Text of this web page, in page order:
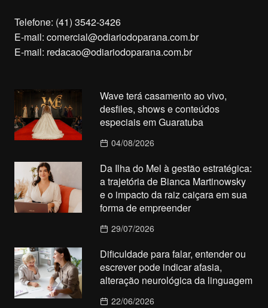
Telefone: (41) 3542-3426
E-mail: comercial@odiariodoparana.com.br
E-mail: redacao@odiariodoparana.com.br
Wave terá casamento ao vivo,
desfiles, shows e conteúdos
especiais em Guaratuba
04/08/2026
Da Ilha do Mel à gestão estratégica:
a trajetória de Bianca Martinowsky
e o impacto da raiz caiçara em sua
forma de empreender
29/07/2026
Dificuldade para falar, entender ou
escrever pode indicar afasia,
alteração neurológica da linguagem
22/06/2026